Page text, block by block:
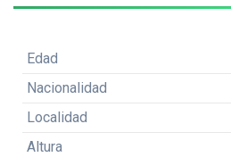
Edad
Nacionalidad
Localidad
Altura